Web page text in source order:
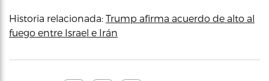
Historia relacionada: Trump afirma acuerdo de alto al
fuego entre Israel e Irán